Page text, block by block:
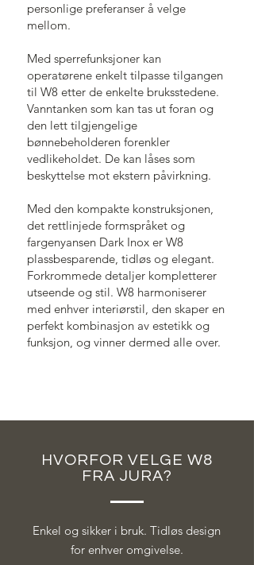
personlige preferanser å velge
mellom.
Med sperrefunksjoner kan
operatørene enkelt tilpasse tilgangen
til W8 etter de enkelte bruksstedene.
Vanntanken som kan tas ut foran og
den lett tilgjengelige
bønnebeholderen forenkler
vedlikeholdet. De kan låses som
beskyttelse mot ekstern påvirkning.
Med den kompakte konstruksjonen,
det rettlinjede formspråket og
fargenyansen Dark Inox er W8
plassbesparende, tidløs og elegant.
Forkrommede detaljer kompletterer
utseende og stil. W8 harmoniserer
med enhver interiørstil, den skaper en
perfekt kombinasjon av estetikk og
funksjon, og vinner dermed alle over.
HVORFOR VELGE W8
FRA JURA?
Enkel og sikker i bruk. Tidløs design
for enhver omgivelse.